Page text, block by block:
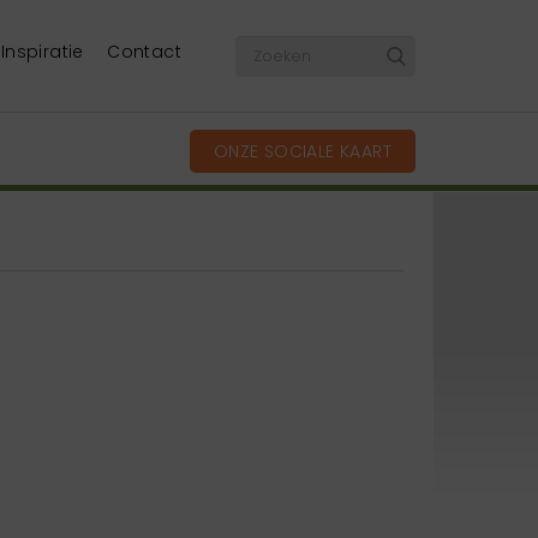
Inspiratie Contact
ONZE SOCIALE KAART